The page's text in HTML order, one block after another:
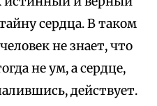
сердца. В таком
не знает, что
не ум, а сердце,
действует.